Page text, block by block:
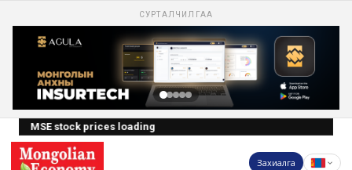
СУРТАЛЧИЛГАА
MSE stock prices loading
Захиалга